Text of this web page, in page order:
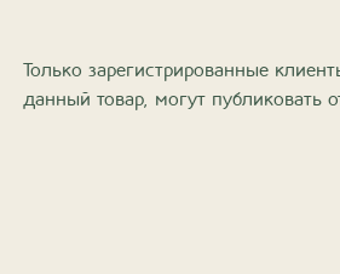
Только зарегистрированные
данный товар, могут публиковать